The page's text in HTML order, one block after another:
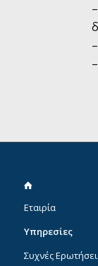
Eταιρία
Υπηρεσίες
Συχνές